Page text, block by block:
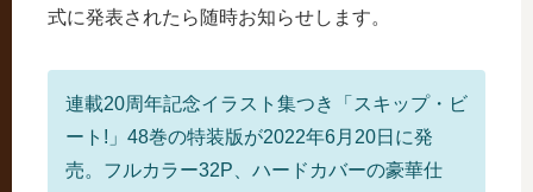
式に発表されたら随時お知らせします。
連載20周年記念イラスト集つき「スキップ・ビ
ート!」48巻の特装版が2022年6月20日に発
売。フルカラー32P、ハードカバーの豪華仕